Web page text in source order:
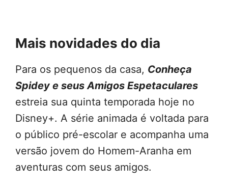
Mais novidades do dia
Para os pequenos da casa, Conheça
Spidey e seus Amigos Espetaculares
estreia sua quinta temporada hoje no
Disney+. A série animada é voltada para
o público pré-escolar e acompanha uma
versão jovem do Homem-Aranha em
aventuras com seus amigos.